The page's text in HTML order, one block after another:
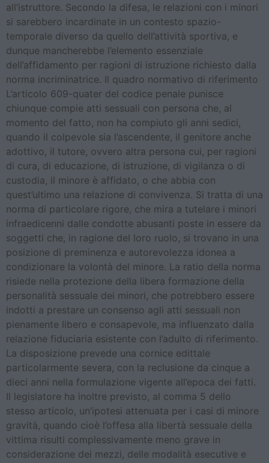
all’istruttore. Secondo la difesa, le relazioni con i minori
si sarebbero incardinate in un contesto spazio-
temporale diverso da quello dell’attività sportiva, e
dunque mancherebbe l’elemento essenziale
dell’affidamento per ragioni di istruzione richiesto dalla
norma incriminatrice. Il quadro normativo di riferimento
L’articolo 609-quater del codice penale punisce
chiunque compie atti sessuali con persona che, al
momento del fatto, non ha compiuto gli anni sedici,
quando il colpevole sia l’ascendente, il genitore anche
adottivo, il tutore, ovvero altra persona cui, per ragioni
di cura, di educazione, di istruzione, di vigilanza o di
custodia, il minore è affidato, o che abbia con
quest’ultimo una relazione di convivenza. Si tratta di una
norma di particolare rigore, che mira a tutelare i minori
infraedicenni dalle condotte abusanti poste in essere da
soggetti che, in ragione del loro ruolo, si trovano in una
posizione di preminenza e autorevolezza idonea a
condizionare la volontà del minore. La ratio della norma
risiede nella protezione della libera formazione della
personalità sessuale dei minori, che potrebbero essere
indotti a prestare un consenso agli atti sessuali non
pienamente libero e consapevole, ma influenzato dalla
relazione fiduciaria esistente con l’adulto di riferimento.
La disposizione prevede una cornice edittale
particolarmente severa, con la reclusione da cinque a
dieci anni nella formulazione vigente all’epoca dei fatti.
Il legislatore ha inoltre previsto, al comma 5 dello
stesso articolo, un’ipotesi attenuata per i casi di minore
gravità, quando cioè l’offesa alla libertà sessuale della
vittima risulti complessivamente meno grave in
considerazione dei mezzi, delle modalità esecutive e